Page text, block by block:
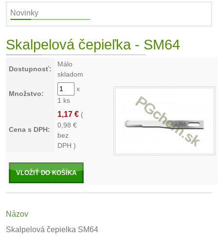
Novinky
Skalpelová čepieľka - SM64
Dostupnosť:
Málo
skladom
Množstvo:
x
1 ks
Cena s DPH:
1,17 € (
0,98 €
bez
DPH )
VLOŽIŤ DO KOŠÍKA
Názov
Skalpelová čepielka SM64